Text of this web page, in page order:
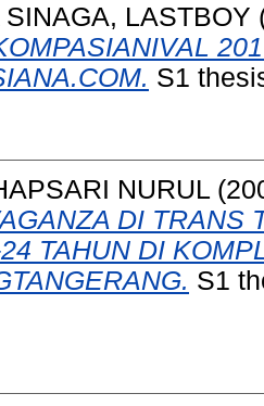
SINAGA, LASTBOY
S1
NURUL
DI TRANS
TAHUN DI
S1